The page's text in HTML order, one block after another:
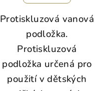
Protiskluzová vanová
podložka.
Protiskluzová
podložka určená pro
použití v dětských